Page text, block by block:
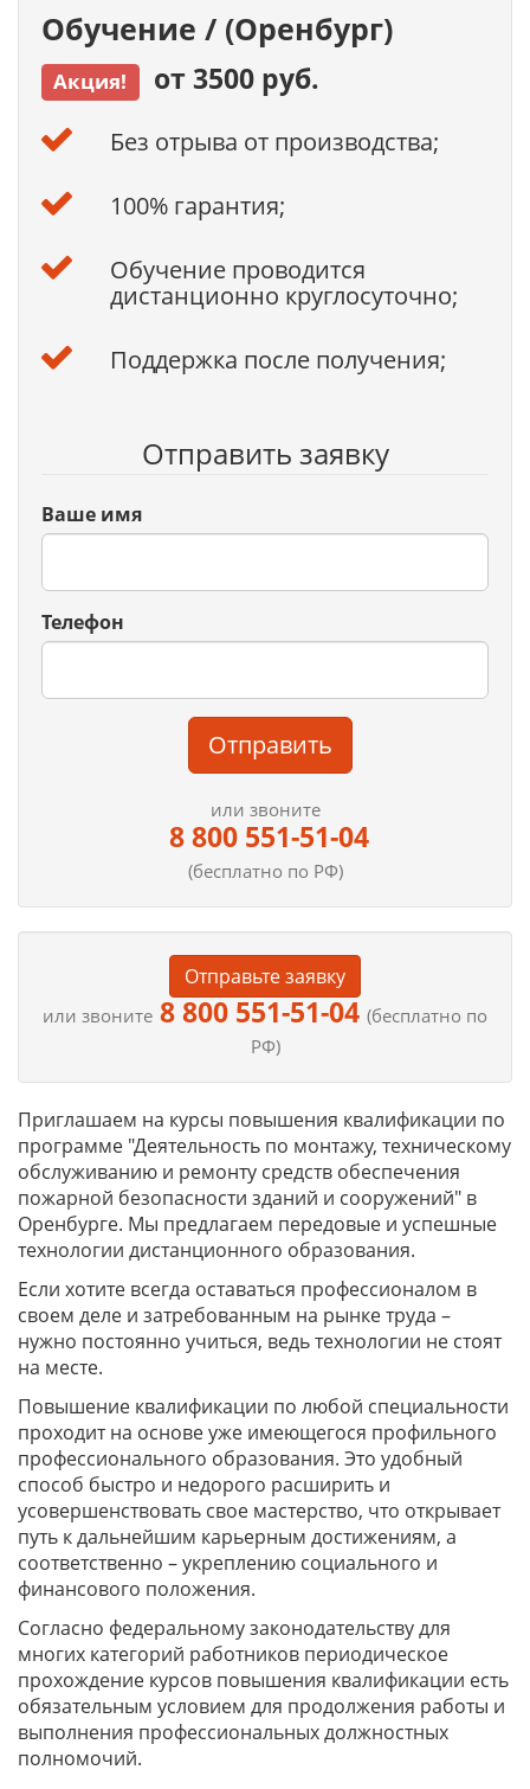
Обучение / (Оренбург)
Акция! от 3500 руб.
Без отрыва от производства;
100% гарантия;
Обучение проводится
дистанционно круглосуточно;
Поддержка после получения;
Отправить заявку
Ваше имя
Телефон
Отправить
или звоните
8 800 551-51-04
(бесплатно по РФ)
Отправьте заявку
или звоните 8 800 551-51-04 (бесплатно по
РФ)
Приглашаем на курсы повышения квалификации по
программе "Деятельность по монтажу, техническому
обслуживанию и ремонту средств обеспечения
пожарной безопасности зданий и сооружений" в
Оренбурге. Мы предлагаем передовые и успешные
технологии дистанционного образования.
Если хотите всегда оставаться профессионалом в
своем деле и затребованным на рынке труда –
нужно постоянно учиться, ведь технологии не стоят
на месте.
Повышение квалификации по любой специальности
проходит на основе уже имеющегося профильного
профессионального образования. Это удобный
способ быстро и недорого расширить и
усовершенствовать свое мастерство, что открывает
путь к дальнейшим карьерным достижениям, а
соответственно – укреплению социального и
финансового положения.
Согласно федеральному законодательству для
многих категорий работников периодическое
прохождение курсов повышения квалификации есть
обязательным условием для продолжения работы и
выполнения профессиональных должностных
полномочий.